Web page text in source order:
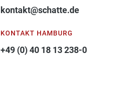
kontakt@schatte.de
KONTAKT HAMBURG
+49 (0) 40 18 13 238-0